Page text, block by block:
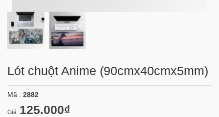
Lót chuột Anime (90cmx40cmx5mm)
Mã : 2882
Giá :125.000₫